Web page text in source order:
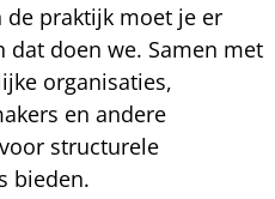
de praktijk moet je er
dat doen we. Samen met
organisaties,
en andere
structurele
bieden.